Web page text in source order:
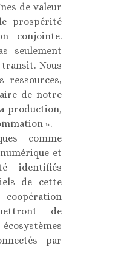
de valeur
prospérité
conjointe.
seulement
Nous
ressources,
de notre
production,
».
comme
et
identifiés
de cette
de
par